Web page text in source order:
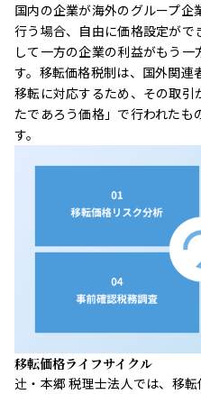
国内の企業が海外のグループ
行う場合、自由に価格設定がで
して一方の企業の利益がもう
す。移転価格税制は、国外関連
移転に対応するため、その取引
たであろう価格」で行われた
す。
移転価格ライフサイクル
辻󠄀・本郷 税理士法人では、移